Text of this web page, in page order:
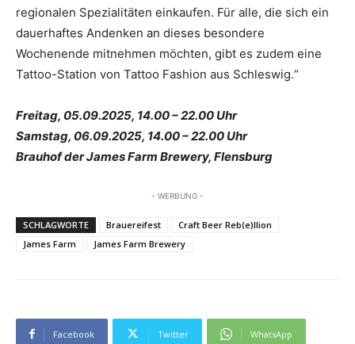
regionalen Spezialitäten einkaufen. Für alle, die sich ein
dauerhaftes Andenken an dieses besondere
Wochenende mitnehmen möchten, gibt es zudem eine
Tattoo-Station von Tattoo Fashion aus Schleswig.“
Freitag, 05.09.2025, 14.00 – 22.00 Uhr
Samstag, 06.09.2025, 14.00 – 22.00 Uhr
Brauhof der James Farm Brewery, Flensburg
- WERBUNG -
SCHLAGWORTE Brauereifest
Craft Beer Reb(e)llion
James Farm
James Farm Brewery
Facebook Twitter WhatsApp